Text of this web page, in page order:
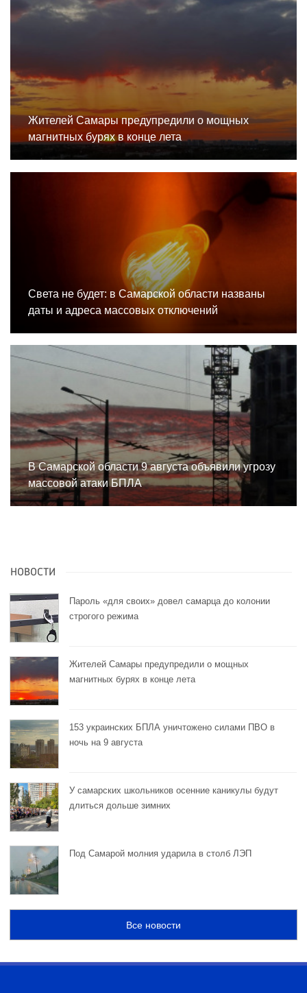
Жителей Самары предупредили о мощных
магнитных бурях в конце лета
Света не будет: в Самарской области названы
даты и адреса массовых отключений
В Самарской области 9 августа объявили угрозу
массовой атаки БПЛА
НОВОСТИ
Пароль «для своих» довел самарца до колонии
строгого режима
Жителей Самары предупредили о мощных
магнитных бурях в конце лета
153 украинских БПЛА уничтожено силами ПВО в
ночь на 9 августа
У самарских школьников осенние каникулы будут
длиться дольше зимних
Под Самарой молния ударила в столб ЛЭП
Все новости